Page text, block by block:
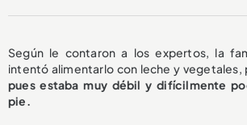
Según le contaron a los expertos, la
intentó alimentarlo con leche y vegetales,
pues estaba muy débil y difícilmente
pie.